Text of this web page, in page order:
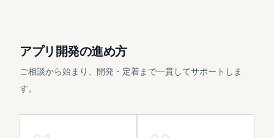
アプリ開発の進め方
ご相談から始まり、開発・定着まで一貫してサポートしま
す。